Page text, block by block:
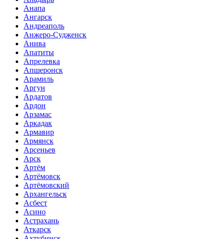
Анапа
Ангарск
Андреаполь
Анжеро-Судженск
Анива
Апатиты
Апрелевка
Апшеронск
Арамиль
Аргун
Ардатов
Ардон
Арзамас
Аркадак
Армавир
Армянск
Арсеньев
Арск
Артём
Артёмовск
Артёмовский
Архангельск
Асбест
Асино
Астрахань
Аткарск